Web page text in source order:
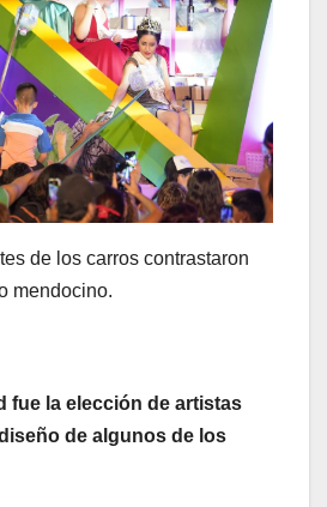
de los carros contrastaron
mendocino.
fue la elección de artistas
de algunos de los